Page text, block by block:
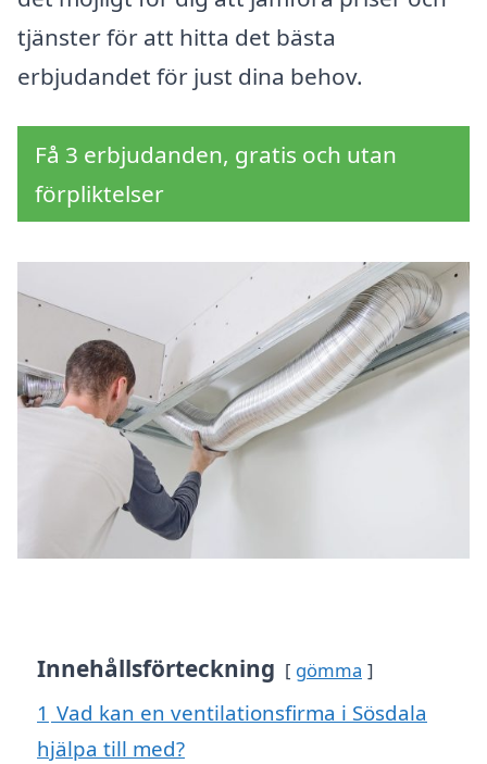
tjänster för att hitta det bästa
erbjudandet för just dina behov.
Få 3 erbjudanden, gratis och utan
förpliktelser
Innehållsförteckning gömma
1 Vad kan en ventilationsfirma i Sösdala
hjälpa till med?